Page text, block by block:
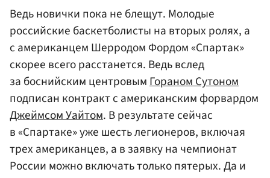
Ведь новички пока не блещут. Молодые
российские баскетболисты на вторых ролях, а
с американцем Шерродом Фордом «Спартак»
скорее всего расстанется. Ведь вслед
за боснийским центровымГораном Сутоном
подписан контракт с американским форвардом
Джеймсом Уайтом. В результате сейчас
в «Спартаке» уже шесть легионеров, включая
трех американцев, а в заявку на чемпионат
России можно включать только пятерых. Да и